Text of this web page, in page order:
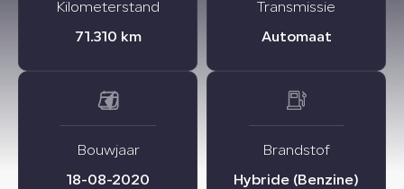
Kilometerstand
71.310 km
Transmissie
Automaat
Bouwjaar
18-08-2020
Brandstof
Hybride (Benzine)